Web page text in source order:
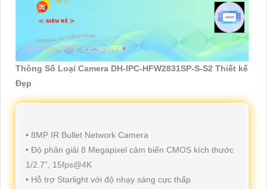
Thông Số Loại Camera DH-IPC-HFW2831SP-S-S2 Thiết kế
Đẹp
• 8MP IR Bullet Network Camera
• Độ phân giải 8 Megapixel cảm biến CMOS kích thước
1/2.7”, 15fps@4K
• Hỗ trợ Starlight với độ nhạy sáng cực thấp